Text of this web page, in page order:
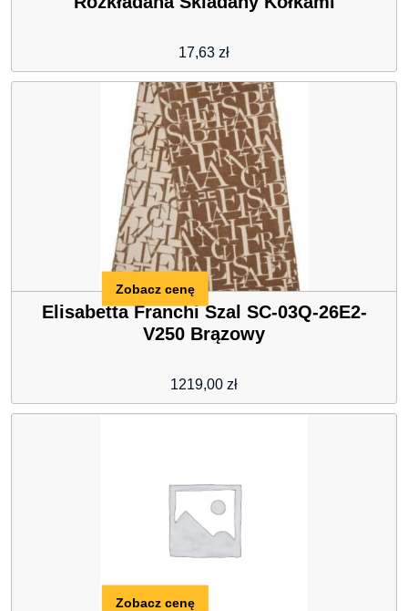
17,63 zł
Elisabetta Franchi Szal SC-03Q-26E2-
V250 Brązowy
1219,00 zł
Zobacz cenę
Zobacz cenę